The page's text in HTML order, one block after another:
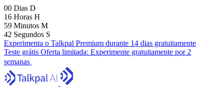
00 Dias D
16 Horas H
59 Minutos M
41 Segundos S
Experimenta o Talkpal Premium durante 14 dias gratuitamente
Teste grátis Oferta limitada: Experimente gratuitamente por 2
semanas